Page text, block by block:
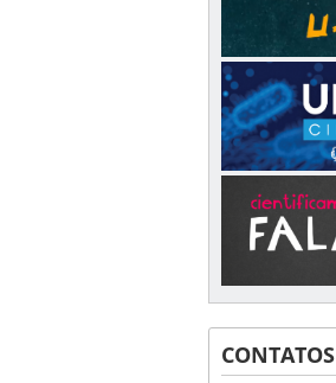
CONTATOS